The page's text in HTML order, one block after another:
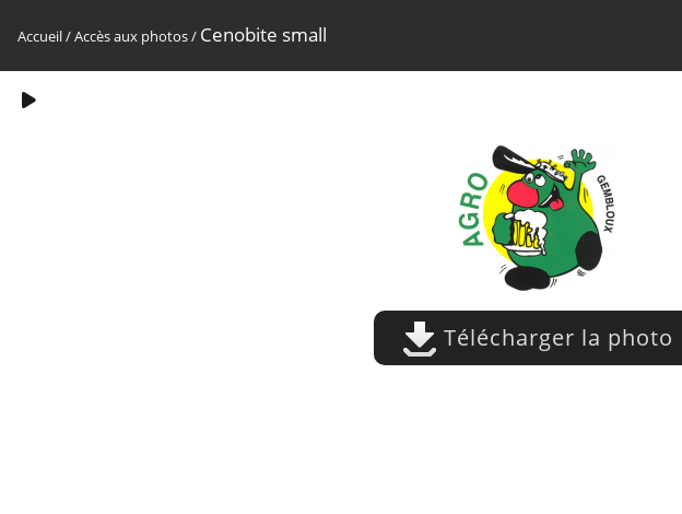
Accueil/Accès aux photos/ Cenobite small
Télécharger la photo